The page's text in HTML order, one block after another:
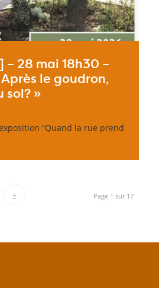
– 28 mai 18h30 –
Après le goudron,
sol? »
“Quand la rue prend
Page 1 sur 17
»